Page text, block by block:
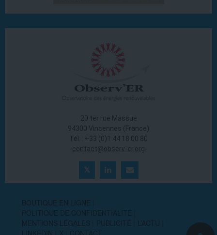
20 ter rue Massue
94300 Vincennes (France)
Tél. : +33 (0)1 44 18 00 80
contact@observ-er.org
BOUTIQUE EN LIGNE
POLITIQUE DE CONFIDENTIALITÉ
MENTIONS LÉGALES
PUBLICITÉ
L’ACTU
LINKEDIN
X CONTACT